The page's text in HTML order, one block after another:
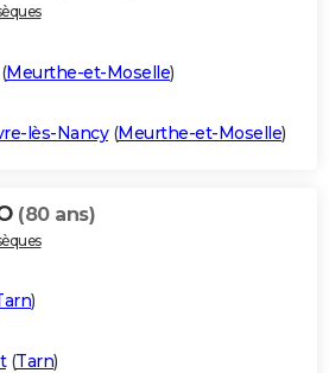
(Meurthe-et-Moselle)
lès-Nancy(Meurthe-et-Moselle)
(80 ans)
)
(Tarn)